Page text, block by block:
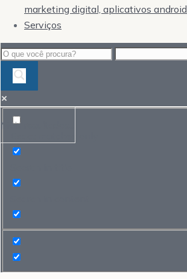
marketing digital, aplicativos
Serviços
Mais resultados...